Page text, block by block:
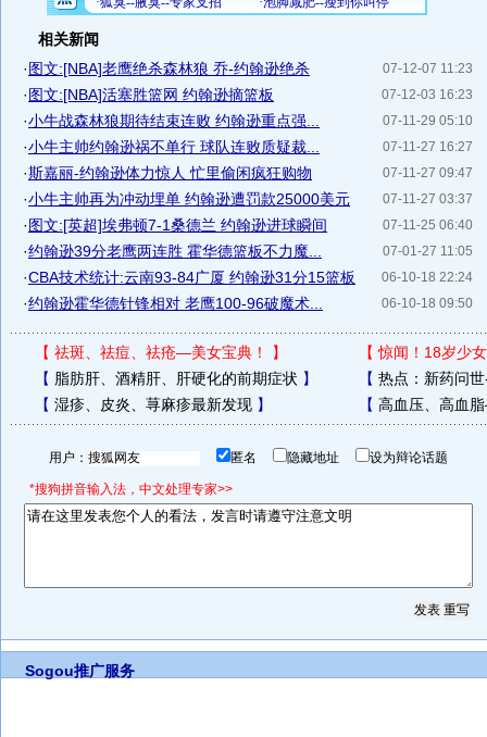
相关新闻
07-12-07 11:23
·图文:[NBA]老鹰绝杀森林狼 乔-约翰逊绝杀
07-12-03 16:23
·图文:[NBA]活塞胜篮网 约翰逊摘篮板
07-11-29 05:10
·小牛战森林狼期待结束连败 约翰逊重点强...
07-11-27 16:27
·小牛主帅约翰逊祸不单行 球队连败质疑裁...
07-11-27 09:47
·斯嘉丽-约翰逊体力惊人 忙里偷闲疯狂购物
07-11-27 03:37
·小牛主帅再为冲动埋单 约翰逊遭罚款25000美元
07-11-25 06:40
·图文:[英超]埃弗顿7-1桑德兰 约翰逊进球瞬间
07-01-27 11:05
·约翰逊39分老鹰两连胜 霍华德篮板不力魔...
06-10-18 22:24
·CBA技术统计:云南93-84广厦 约翰逊31分15篮板
06-10-18 09:50
·约翰逊霍华德针锋相对 老鹰100-96破魔术...
【 祛斑、祛痘、祛疮—美女宝典！ 】 【惊闻！18岁少
【 脂肪肝、酒精肝、肝硬化的前期症状 】 【 热点：新药问
【 湿疹、皮炎、荨麻疹最新发现】 【 高血压、高血
用户： 匿名 隐藏地址 设为辩论话题
*搜狗拼音输入法，中文处理专家>>
Sogou推广服务